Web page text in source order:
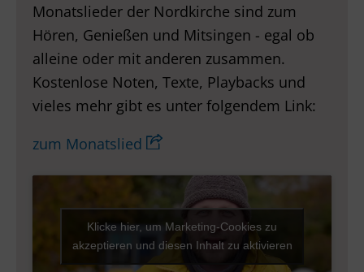
Klicke hier, um Marketing-Cookies zu
akzeptieren und diesen Inhalt zu aktivieren
Monatslieder der Nordkirche sind zum
Hören, Genießen und Mitsingen - egal ob
alleine oder mit anderen zusammen.
Kostenlose Noten, Texte, Playbacks und
vieles mehr gibt es unter folgendem Link:
zum Monatslied